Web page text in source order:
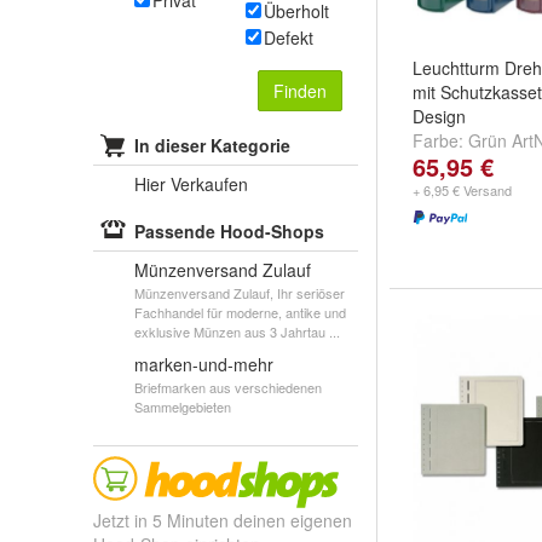
Überholt
Defekt
Finden
In dieser Kategorie
Hier Verkaufen
Passende Hood-Shops
Münzenversand Zulauf
Münzenversand Zulauf, Ihr seriöser
Fachhandel für moderne, antike und
exklusive Münzen aus 3 Jahrtau ...
marken-und-mehr
Briefmarken aus verschiedenen
Sammelgebieten
Jetzt in 5 Minuten deinen eigenen
Leuchtturm
mit
Design
Farbe: Grün
Blau ArtNr.
ArtNr. 325489
65,95 €
+ 6,95 € Versand